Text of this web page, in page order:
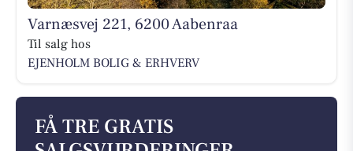
Varnæsvej 221, 6200 Aabenraa
Til salg hos
EJENHOLM BOLIG & ERHVERV
FÅ TRE GRATIS